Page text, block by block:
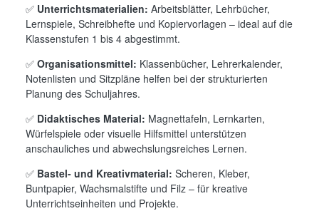
✅ Unterrichtsmaterialien: Arbeitsblätter, Lehrbücher,
Lernspiele, Schreibhefte und Kopiervorlagen – ideal auf die
Klassenstufen 1 bis 4 abgestimmt.
✅ Organisationsmittel: Klassenbücher, Lehrerkalender,
Notenlisten und Sitzpläne helfen bei der strukturierten
Planung des Schuljahres.
✅ Didaktisches Material: Magnettafeln, Lernkarten,
Würfelspiele oder visuelle Hilfsmittel unterstützen
anschauliches und abwechslungsreiches Lernen.
✅ Bastel- und Kreativmaterial: Scheren, Kleber,
Buntpapier, Wachsmalstifte und Filz – für kreative
Unterrichtseinheiten und Projekte.